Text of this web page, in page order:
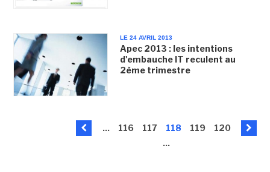
LE 24 AVRIL 2013
Apec 2013 : les intentions
d'embauche IT reculent au
2ème trimestre
... 116 117 118 119
120
...